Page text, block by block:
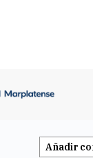
Añadir